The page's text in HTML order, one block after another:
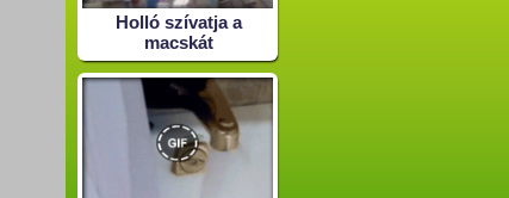
Holló szívatja a
macskát